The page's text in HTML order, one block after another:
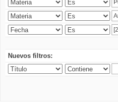
Nuevos filtros: